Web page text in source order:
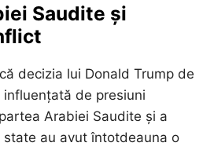
Saudite și
decizia lui Donald Trump de
de presiuni
Arabiei Saudite și a
au avut întotdeauna o